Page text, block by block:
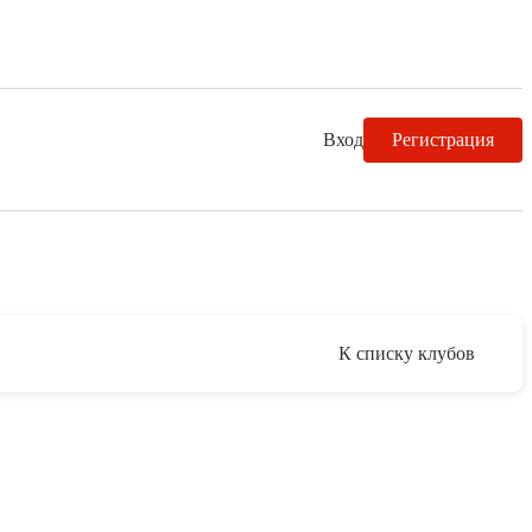
Вход Регистрация
К списку клубов